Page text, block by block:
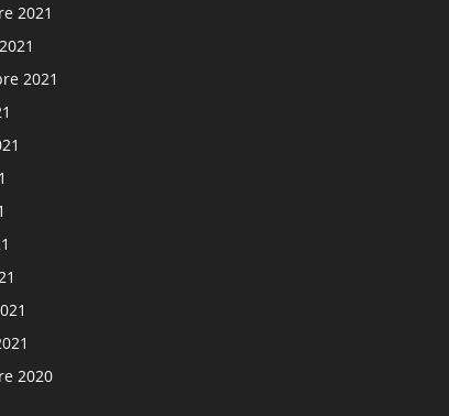
2021
2021
2020